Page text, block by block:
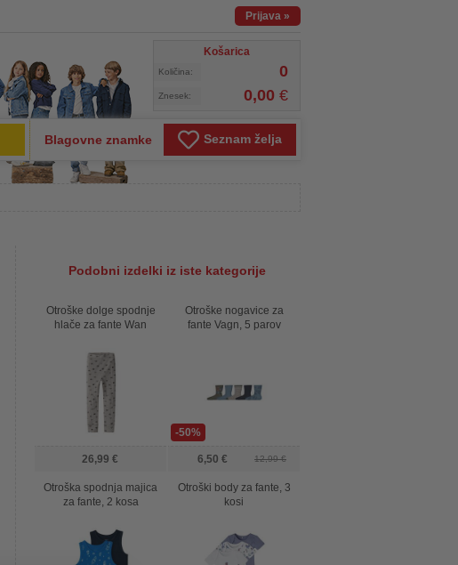
Prijava »
Košarica
Količina: 0
Znesek: 0,00 €
Blagovne znamke Seznam želja
Podobni izdelki iz iste kategorije
Otroške dolge spodnje
hlače za fante Wan
26,99 €
-50%
Otroške nogavice za
fante Vagn, 5 parov
12,99 €
6,50 €
Otroška spodnja majica
za fante, 2 kosa
Otroški body za fante, 3
kosi